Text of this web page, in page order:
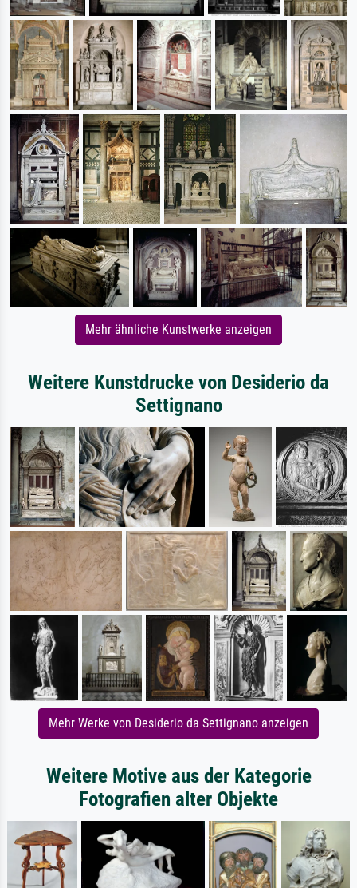
Mehr ähnliche Kunstwerke anzeigen
Weitere Kunstdrucke von Desiderio da
Settignano
Mehr Werke von Desiderio da Settignano anzeigen
Weitere Motive aus der Kategorie
Fotografien alter Objekte